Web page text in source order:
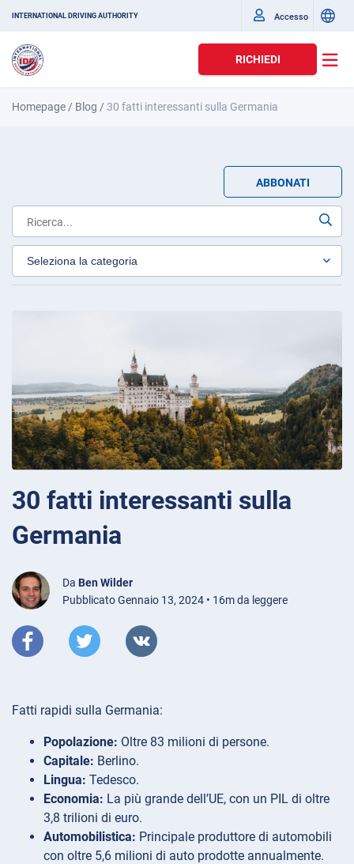
INTERNATIONAL DRIVING AUTHORITY Accesso
RICHIEDI
Homepage / Blog / 30 fatti interessanti sulla Germania
ABBONATI
30 fatti interessanti sulla
Germania
Da Ben Wilder
Pubblicato Gennaio 13, 2024 • 16m da leggere
Fatti rapidi sulla Germania:
Popolazione: Oltre 83 milioni di persone.
Capitale: Berlino.
Lingua: Tedesco.
Economia: La più grande dell’UE, con un PIL di oltre
3,8 trilioni di euro.
Automobilistica: Principale produttore di automobili
con oltre 5,6 milioni di auto prodotte annualmente.